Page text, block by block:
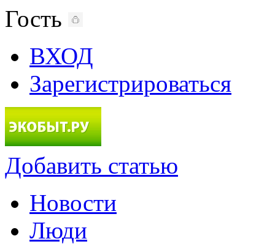
Гость
ВХОД
Зарегистрироваться
Добавить статью
Новости
Люди